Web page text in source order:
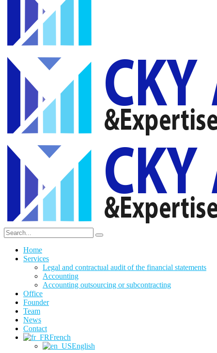
Home
Services
Legal and contractual audit of the financial statements
Accounting
Accounting outsourcing or subcontracting
Office
Founder
Team
News
Contact
French
English